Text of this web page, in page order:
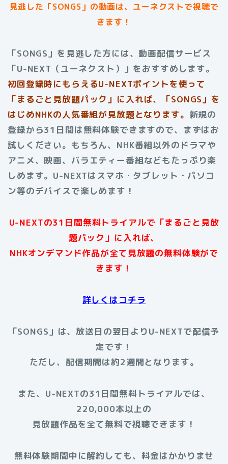
見逃した「SONGS」の動画は、ユーネクストで視聴で
きます！
「SONGS」を見逃した方には、動画配信サービス
「U-NEXT（ユーネクスト）」をおすすめします。
初回登録時にもらえるU-NEXTポイントを使って
「まるごと見放題パック」に入れば、「SONGS」を
はじめNHKの人気番組が見放題となります。 新規の
登録から31日間は無料体験できますので、まずはお
試しください。もちろん、NHK番組以外のドラマや
アニメ、映画、バラエティー番組などもたっぷり楽
しめます。U-NEXTはスマホ・タブレット・パソコ
ン等のデバイスで楽しめます ！
U-NEXTの31日間無料トライアルで「まるごと見放
題パック」に入れば、
NHKオンデマンド作品が全て見放題の無料体験がで
きます！
詳しくはコチラ
「SONGS」は、放送日の翌日よりU-NEXTで配信予
定です！
ただし、配信期間は約2週間となります。
また、U-NEXTの31日間無料トライアルでは、
220,000本以上の
見放題作品を全て無料で視聴できます！
無料体験期間中に解約しても、料金はかかりませ